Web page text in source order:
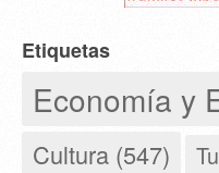
Etiquetas
Economía y
Cultura (547)